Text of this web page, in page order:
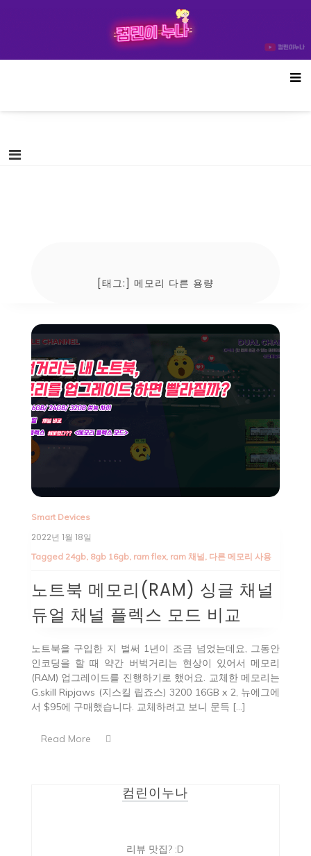
[태그:] 메모리 다른 용량
Smart Devices
2022년 1월 18일
Tagged 24gb, 8gb 16gb, ram flex, ram 채널, 다른 메모리 사용
노트북 메모리(RAM) 싱글 채널
듀얼 채널 플렉스 모드 비교
노트북을 구입한 지 벌써 1년이 조금 넘었는데요, 그동안
인코딩을 할 때 약간 버벅거리는 현상이 있어서 메모리
(RAM) 업그레이드를 진행하기로 했어요. 교체한 메모리는
G.skill Ripjaws (지스킬 립죠스) 3200 16GB x 2, 뉴에그에
서 $95에 구매했습니다. 교체하려고 보니 문득 […]
Read More
컴린이누나
리뷰 맛집? :D